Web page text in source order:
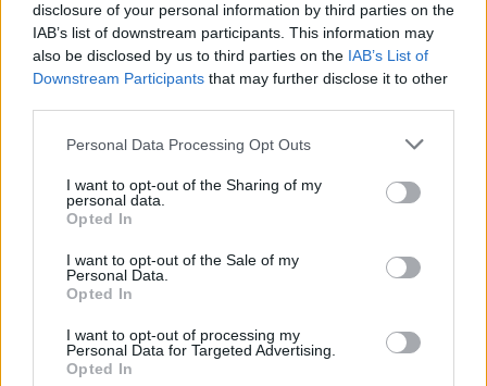
disclosure of your personal information by third parties on the
IAB’s list of downstream participants. This information may
also be disclosed by us to third parties on the IAB’s List of
Downstream Participants that may further disclose it to other
Please note that this website/app uses one or more Google
not limited to your visit or usage behaviour. You may click to
grant or deny consent to Google and its third-party tags to
use your data for below specified purposes in below Google
consent section.
Personal Data Processing Opt Outs
I want to opt-out of the Sharing of my
personal data.
Opted In
I want to opt-out of the Sale of my
Personal Data.
Opted In
I want to opt-out of processing my
Personal Data for Targeted Advertising.
Opted In
ICS sérülékenységek CDXCVII
Sérülékenységek Schneider Electric, Rockwell
Automation, Belden, AutomationDirect,
Johnson Controls, Weintek, Hubitat, Delta
Electronics, EVMAPA, iba Systems, Siemens és
icscybersec•2026. február 04.
Bejelentés dátuma: 2026.01.13.Gyártó: Schneider
ElectricÉrintett rendszer(ek):- EcoStruxure™ Process
Expert minden, 2025-nélk korábbi verziója;-
EcoStruxure™ Process Expert for AVEVA System
Platform minden verziója;Sérülékenység(ek)
neve/CVSSv3.1 szerinti besorolása:- Incorrect Default